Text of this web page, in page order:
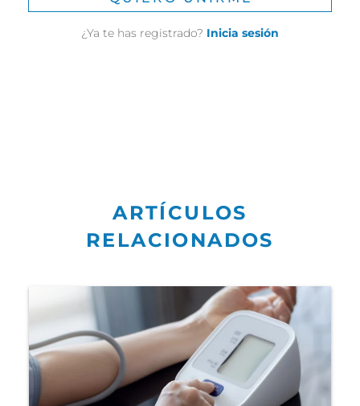
¿Ya te has registrado? Inicia sesión
ARTÍCULOS
RELACIONADOS